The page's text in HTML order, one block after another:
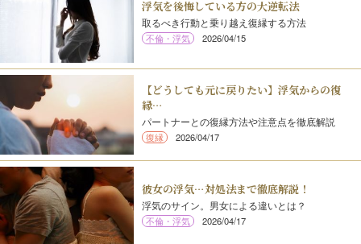
浮気を後悔している方の大逆転法
取るべき行動と乗り越え復縁する方法
不倫・浮気 2026/04/15
【どうしても元に戻りたい】浮気からの復
縁…
パートナーとの復縁方法や注意点を徹底解説
復縁 2026/04/17
彼女の浮気…対処法まで徹底解説！
浮気のサイン。男女による違いとは？
不倫・浮気 2026/04/17